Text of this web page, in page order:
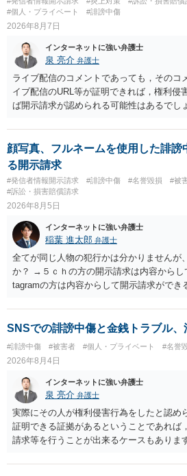
#個人・プライベート
#誹謗中傷
2026年8月7日
インターネットに強い弁護士
泉 亮介 弁護士
ライブ配信のコメントであっても，そのコ
イブ配信のURL等が証明できれば，権利侵
ば開示請求が認められる可能性はあるでし
顔写真、フルネームを使用した誹謗
る開示請求
#発信者情報開示請求 #誹謗中傷 #名誉毀損 #被
#訴訟・損害賠償請求
2026年8月5日
インターネットに強い弁護士
稲葉 進太郎 弁護士
全てが同じ人物の犯行かは分かりませんが
か？ →５ｃｈの方の開示請求は内容からし
tagramの方は内容からして開示請求ができ
いでしょう。７月中にアカウントが削除さ
ても失敗する可能性が高いように思われま
合、相手に全ての弁護士費用を負担させ
訴訟外の交渉で相手方が認めれば負担させ
訴訟で判決となった場合は、実際の弁護士
められない場合があり何ともいえないとこ
SNSでの誹謗中傷と金銭トラブル、
#誹謗中傷 #被害者 #個人・プライベート #名誉
2026年8月4日
インターネットに強い弁護士
泉 亮介 弁護士
実際にその人が権利侵害行為をしたと認め
証明できる証拠があるということであれば
請求等を行うことが出来るケースもありま
に個別に相談されると良いでしょう。